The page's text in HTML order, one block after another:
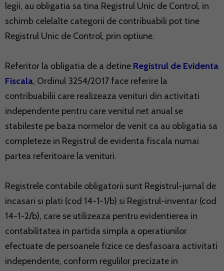
legii, au obligatia sa tina Registrul Unic de Control, in
schimb celelalte categorii de contribuabili pot tine
Registrul Unic de Control, prin optiune.
Referitor la obligatia de a detine Registrul de Evidenta
Fiscala, Ordinul 3254/2017 face referire la
contribuabilii care realizeaza venituri din activitati
independente pentru care venitul net anual se
stabileste pe baza normelor de venit ca au obligatia sa
completeze in Registrul de evidenta fiscala numai
partea referitoare la venituri.
Registrele contabile obligatorii sunt Registrul-jurnal de
incasari si plati (cod 14-1-1/b) si Registrul-inventar (cod
14-1-2/b), care se utilizeaza pentru evidentierea in
contabilitatea in partida simpla a operatiunilor
efectuate de persoanele fizice ce desfasoara activitati
independente, conform regulilor precizate in